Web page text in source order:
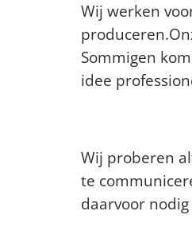
Wij werken
Sommigen
idee
Wij proberen
te
daarvoor